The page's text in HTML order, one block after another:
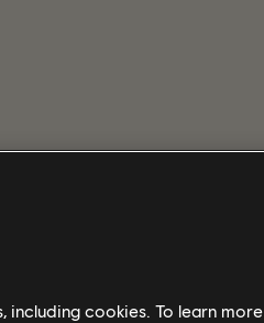
cookies. To learn more